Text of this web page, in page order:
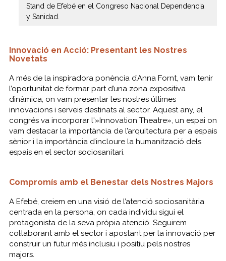
Stand de Efebé en el Congreso Nacional Dependencia
y Sanidad.
Innovació en Acció: Presentant les Nostres
Novetats
A més de la inspiradora ponència d’Anna Fornt, vam tenir
l’oportunitat de formar part d’una zona expositiva
dinàmica, on vam presentar les nostres últimes
innovacions i serveis destinats al sector. Aquest any, el
congrés va incorporar l'»Innovation Theatre», un espai on
vam destacar la importància de l’arquitectura per a espais
sènior i la importància d’incloure la humanització dels
espais en el sector sociosanitari.
Compromís amb el Benestar dels Nostres Majors
A Efebé, creiem en una visió de l’atenció sociosanitària
centrada en la persona, on cada individu sigui el
protagonista de la seva pròpia atenció. Seguirem
col·laborant amb el sector i apostant per la innovació per
construir un futur més inclusiu i positiu pels nostres
majors.